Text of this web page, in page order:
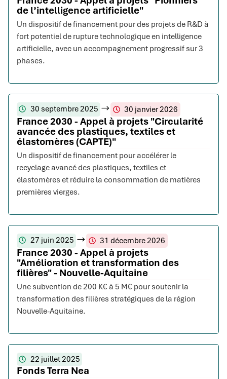
de l’intelligence artificielle"
Un dispositif de financement pour des projets de R&D à
fort potentiel de rupture technologique en intelligence
artificielle, avec un accompagnement progressif sur 3
phases.
30 septembre 2025 30 janvier 2026
France 2030 - Appel à projets "Circularité
avancée des plastiques, textiles et
élastomères (CAPTE)"
Un dispositif de financement pour accélérer le
recyclage avancé des plastiques, textiles et
élastomères et réduire la consommation de matières
premières vierges.
27 juin 2025 31 décembre 2026
France 2030 - Appel à projets
"Amélioration et transformation des
filières" - Nouvelle-Aquitaine
Une subvention de 200 K€ à 5 M€ pour soutenir la
transformation des filières stratégiques de la région
Nouvelle-Aquitaine.
22 juillet 2025
Fonds Terra Nea